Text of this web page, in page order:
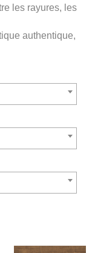
les rayures, les
authentique,